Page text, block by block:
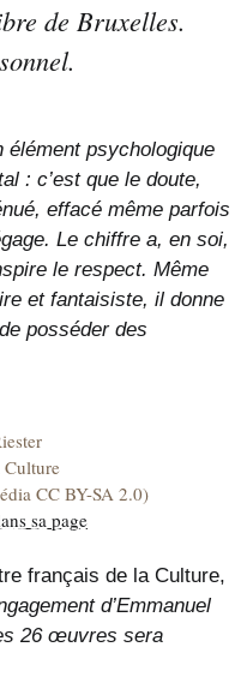
de Bruxelles.
élément psychologique
: c’est que le doute,
effacé même parfois
Le chiffre a, en soi,
le respect. Même
et fantaisiste, il donne
posséder des
CC BY-SA 2.0)
sa page
français de la Culture,
d’Emmanuel
26 œuvres sera